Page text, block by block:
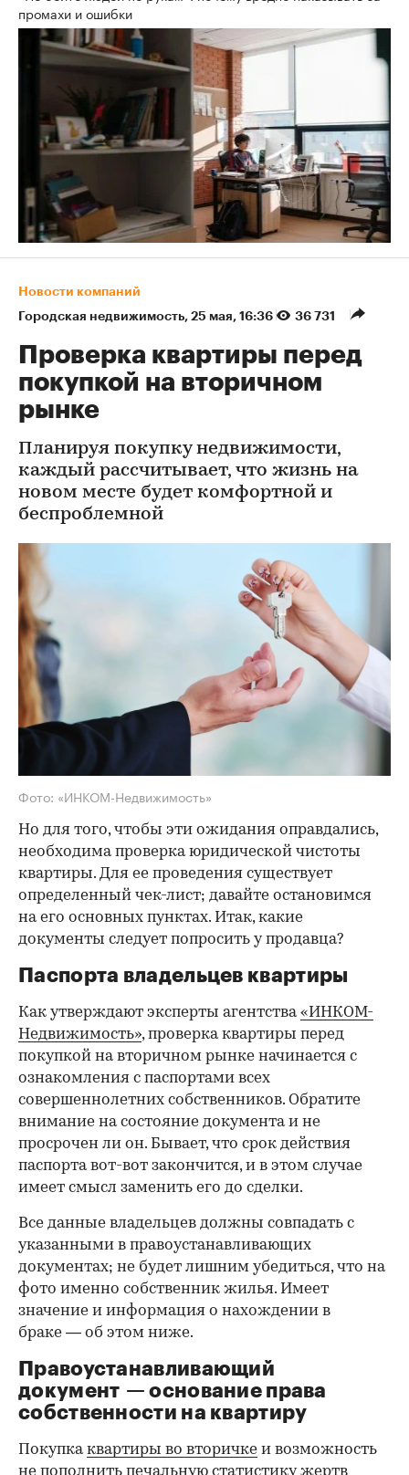
промахи и ошибки
Новости компаний
Городская недвижимость⁠, 25 мая, 16:36 36 731
Проверка квартиры перед
покупкой на вторичном
рынке
Планируя покупку недвижимости,
каждый рассчитывает, что жизнь на
новом месте будет комфортной и
беспроблемной
Фото: «ИНКОМ-Недвижимость»
Но для того, чтобы эти ожидания оправдались,
необходима проверка юридической чистоты
квартиры. Для ее проведения существует
определенный чек-лист; давайте остановимся
на его основных пунктах. Итак, какие
документы следует попросить у продавца?
Паспорта владельцев квартиры
Как утверждают эксперты агентства«ИНКОМ-
Недвижимость», проверка квартиры перед
покупкой на вторичном рынке начинается с
ознакомления с паспортами всех
совершеннолетних собственников. Обратите
внимание на состояние документа и не
просрочен ли он. Бывает, что срок действия
паспорта вот-вот закончится, и в этом случае
имеет смысл заменить его до сделки.
00:00 / 00:00
Все данные владельцев должны совпадать с
указанными в правоустанавливающих
документах; не будет лишним убедиться, что на
фото именно собственник жилья. Имеет
значение и информация о нахождении в
браке — об этом ниже.
Правоустанавливающий
документ — основание права
собственности на квартиру
Покупкаквартиры во вторичке и возможность
не пополнить печальную статистику жертв